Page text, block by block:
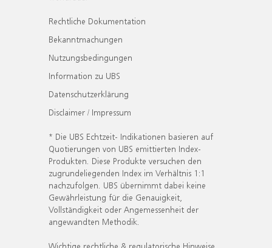
Rechtliche Dokumentation
Bekanntmachungen
Nutzungsbedingungen
Information zu UBS
Datenschutzerklärung
Disclaimer / Impressum
* Die UBS Echtzeit- Indikationen basieren auf
Quotierungen von UBS emittierten Index-
Produkten. Diese Produkte versuchen den
zugrundeliegenden Index im Verhältnis 1:1
nachzufolgen. UBS übernimmt dabei keine
Gewährleistung für die Genauigkeit,
Vollständigkeit oder Angemessenheit der
angewandten Methodik.